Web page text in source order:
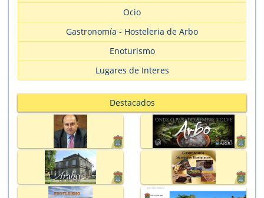
Ocio
Gastronomía - Hosteleria de Arbo
Enoturismo
Lugares de Interes
Destacados